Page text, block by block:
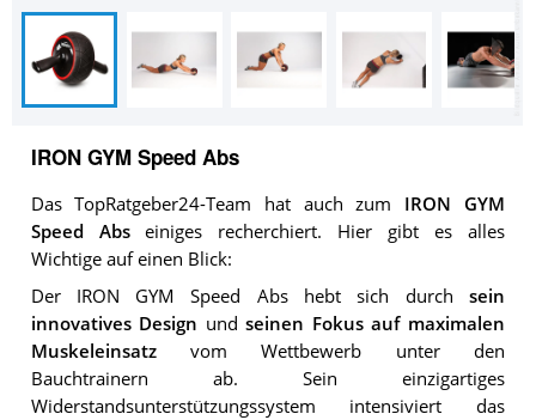
IRON GYM Speed Abs
Das TopRatgeber24-Team hat auch zum IRON GYM
Speed Abseiniges recherchiert. Hier gibt es alles
Wichtige auf einen Blick:
Der IRON GYM Speed Abs hebt sich durch sein
innovatives Design undseinen Fokus auf maximalen
Muskeleinsatzvom Wettbewerb unter den
Bauchtrainern ab. Sein einzigartiges
Widerstandsunterstützungssystem intensiviert das